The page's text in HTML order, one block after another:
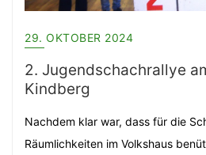
29. OKTOBER 2024
2. Jugendschachrallye
Kindberg
Nachdem klar war, dass für die
Räumlichkeiten im Volkshaus